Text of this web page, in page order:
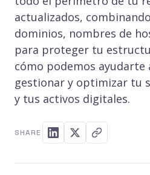
actualizados,
dominios, nombres de
para proteger tu
cómo podemos ayudarte
gestionar y optimizar tu
y tus activos digitales.
SHARE